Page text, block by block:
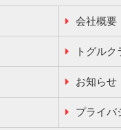
会社概要
トグル
お知らせ
プライバ